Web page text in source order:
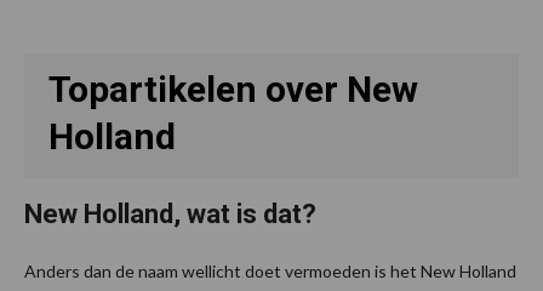
Topartikelen over New
Holland
New Holland, wat is dat?
Anders dan de naam wellicht doet vermoeden is het New Holland